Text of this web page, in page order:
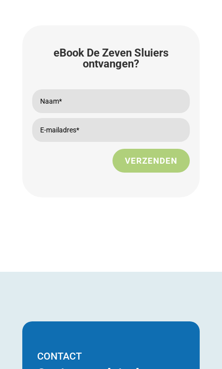
eBook De Zeven Sluiers
ontvangen?
VERZENDEN
CONTACT